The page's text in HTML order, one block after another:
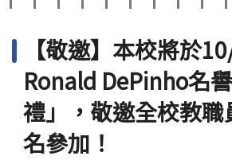
檔案下載
合作企業
English(link is external)
【敬邀】本校將於
Ronald DePinho名
禮」，敬邀全校教
名參加！